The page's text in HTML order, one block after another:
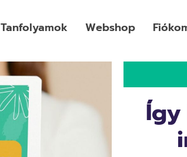
Tanfolyamok Webshop